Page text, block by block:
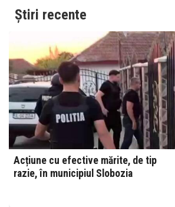
Știri recente
Acțiune cu efective mărite, de tip
razie, în municipiul Slobozia